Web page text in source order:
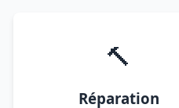
🔨
Réparation